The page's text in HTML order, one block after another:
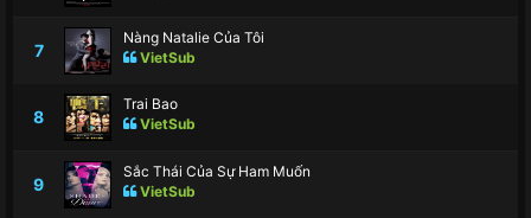
7
Nàng Natalie Của Tôi
VietSub
8
Trai Bao
VietSub
9
Sắc Thái Của Sự Ham Muốn
VietSub